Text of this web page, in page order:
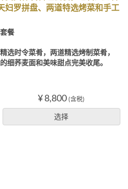
妇罗拼盘、两道特选烤菜和手工
餐
选时令菜肴，两道精选烤制菜肴，
细荞麦面和美味甜点完美收尾。
¥ 8,800 (含税)
选择